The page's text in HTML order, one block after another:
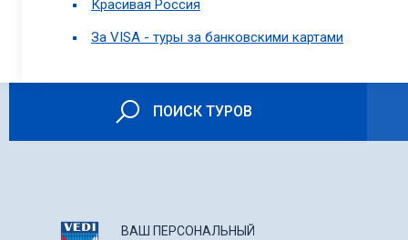
Красивая Россия
За VISA - туры за банковскими картами
ПОИСК ТУРОВ
ВАШ ПЕРСОНАЛЬНЫЙ